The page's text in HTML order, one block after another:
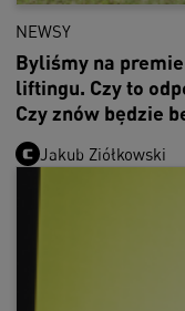
NEWSY
Byliśmy na
liftingu. Czy to
Czy znów będzie
Jakub Ziółkowski